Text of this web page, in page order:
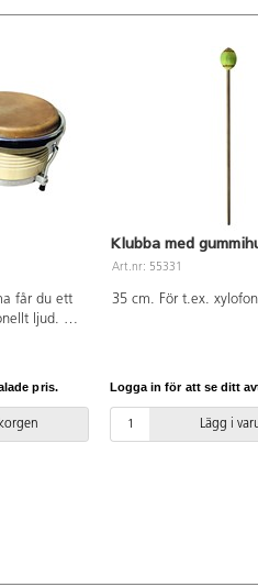
får du ett
ljud. Av
pris.
Klubba med
Art.nr: 55331
35 cm. För t.ex.
Logga in för att se ditt
Lägg i